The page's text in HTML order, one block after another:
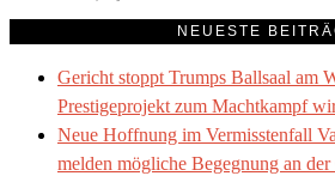
NEUESTE
Gericht stoppt Trumps Ballsaal am
Prestigeprojekt zum Machtkampf
Neue Hoffnung im Vermisstenfall
melden mögliche Begegnung an der